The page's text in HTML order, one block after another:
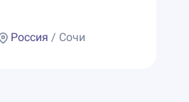
Россия / Сочи